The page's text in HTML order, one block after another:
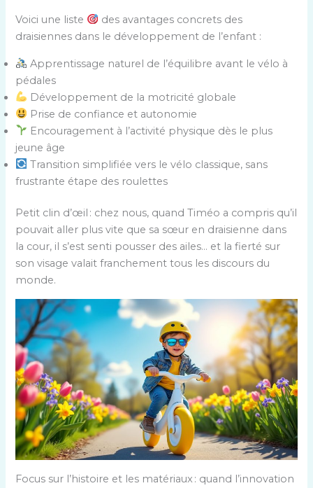
Voici une liste
des avantages concrets des
draisiennes dans le développement de l’enfant :
Apprentissage naturel de l’équilibre avant le vélo à
pédales
Développement de la motricité globale
Prise de confiance et autonomie
Encouragement à l’activité physique dès le plus
jeune âge
Transition simplifiée vers le vélo classique, sans
frustrante étape des roulettes
Petit clin d’œil : chez nous, quand Timéo a compris qu’il
pouvait aller plus vite que sa sœur en draisienne dans
la cour, il s’est senti pousser des ailes… et la fierté sur
son visage valait franchement tous les discours du
monde.
Focus sur l’histoire et les matériaux : quand l’innovation